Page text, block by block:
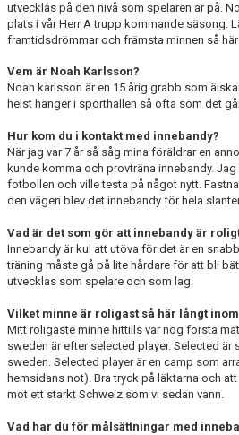
utvecklas på den nivå som spelaren är på.
plats i vår Herr A trupp kommande säsong.
framtidsdrömmar och främsta minnen så
Vem är Noah Karlsson?
Noah karlsson är en 15 årig grabb som
helst hänger i sporthallen så ofta som det
Hur kom du i kontakt med innebandy?
När jag var 7 år så såg mina föräldrar en
kunde komma och provträna innebandy.
fotbollen och ville testa på något nytt.
den vägen blev det innebandy för hela
Vad är det som gör att innebandy är
Innebandy är kul att utöva för det är en
träning måste gå på lite hårdare för att bli
utvecklas som spelare och som lag.
Vilket minne är roligast så här långt
Mitt roligaste minne hittills var nog första
sweden är efter selected player. Selected är
sweden. Selected player är en camp som
hemsidans not). Bra tryck på läktarna och
mot ett starkt Schweiz som vi sedan vann.
Vad har du för målsättningar med